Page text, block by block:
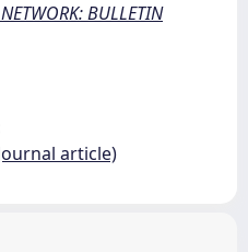
BULLETIN
article)